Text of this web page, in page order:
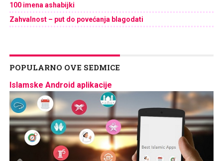
100 imena ashabijki
Zahvalnost – put do povećanja blagodati
POPULARNO OVE SEDMICE
Islamske Android aplikacije